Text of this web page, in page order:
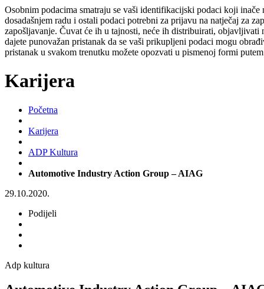
Osobnim podacima smatraju se vaši identifikacijski podaci koji
dosadašnjem radu i ostali podaci potrebni za prijavu na natječaj za
zapošljavanje. Čuvat će ih u tajnosti, neće ih distribuirati,
dajete punovažan pristanak da se vaši prikupljeni podaci mogu
pristanak u svakom trenutku možete opozvati u pismenoj formi
Karijera
Početna
Karijera
ADP Kultura
Automotive Industry Action Group – AIAG
29.10.2020.
Podijeli
Adp kultura